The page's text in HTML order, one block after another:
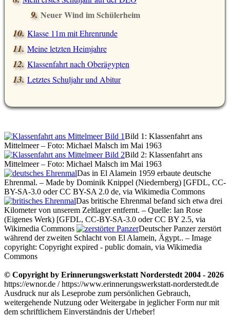
Neuer Wind im Schülerheim
Klasse 11m mit Ehrenrunde
Meine letzten Heimjahre
Klassenfahrt nach Oberägypten
Letztes Schuljahr und Abitur
Bild 1: Klassenfahrt ans
Mittelmeer – Foto: Michael Malsch im Mai 1963
Bild 2: Klassenfahrt ans
Mittelmeer – Foto: Michael Malsch im Mai 1963
Das in El Alamein 1959 erbaute deutsche
Ehrenmal. – Made by Dominik Knippel (Niedernberg) [GFDL, CC-
BY-SA-3.0 oder CC BY-SA 2.0 de, via Wikimedia Commons
Das britische Ehrenmal befand sich etwa drei
Kilometer von unserem Zeltlager entfernt. – Quelle: Ian Rose
(Eigenes Werk) [GFDL, CC-BY-SA-3.0 oder CC BY 2.5, via
Wikimedia Commons
Deutscher Panzer zerstört
während der zweiten Schlacht von El Alamein, Ägypt.. – Image
copyright: Copyright expired - public domain, via Wikimedia
Commons
© Copyright by Erinnerungswerkstatt Norderstedt 2004 - 2026
https://ewnor.de / https://www.erinnerungswerkstatt-norderstedt.de
Ausdruck nur als Leseprobe zum persönlichen Gebrauch,
weitergehende Nutzung oder Weitergabe in jeglicher Form nur mit
dem schriftlichem Einverständnis der Urheber!